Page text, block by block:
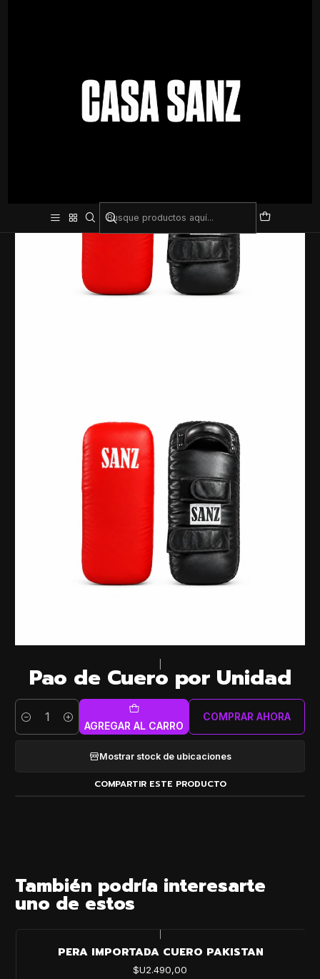
Pao de Cuero por Unidad
Cantidad AGREGAR AL CARRO
COMPRAR AHORA
Mostrar stock de ubicaciones
COMPARTIR ESTE PRODUCTO
También podría interesarte
uno de estos
PERA IMPORTADA CUERO PAKISTAN
$U2.490,00